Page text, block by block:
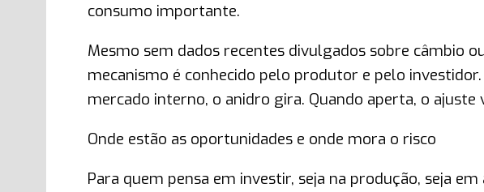
consumo importante.
Mesmo sem dados recentes divulgados sobre câmbio
mecanismo é conhecido pelo produtor e pelo
mercado interno, o anidro gira. Quando aperta, o ajuste
Onde estão as oportunidades e onde mora o risco
Para quem pensa em investir, seja na produção, seja